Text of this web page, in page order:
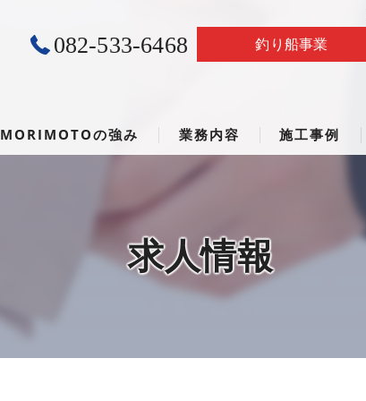
082-533-6468 釣り船事業
MORIMOTOの強み 業務内容
足場工事
鳶工事
通信・太陽光足場
施工事例
求人情報